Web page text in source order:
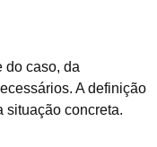
do caso, da
A definição
situação concreta.